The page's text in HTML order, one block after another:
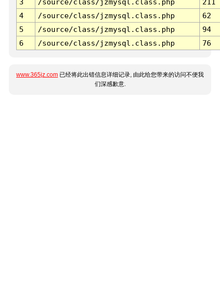
3 /source/class/jzmysql.class.php
211
4
/source/class/jzmysql.class.php
62
5
/source/class/jzmysql.class.php
94
6
/source/class/jzmysql.class.php 76
www.365jz.com 已经将此出错信息详细记录, 由此给您带来的访问不便我
们深感歉意.